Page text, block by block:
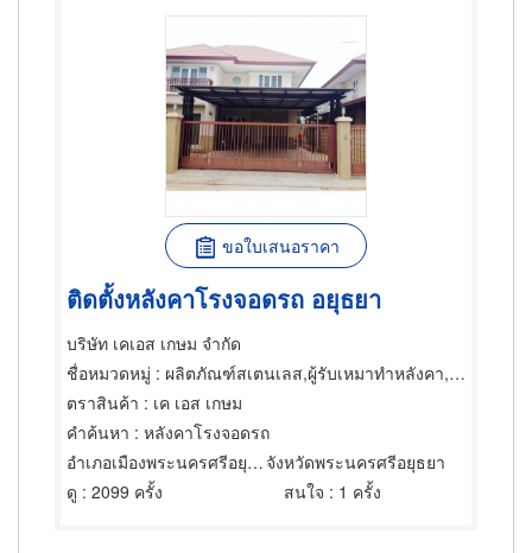
ขอใบเสนอราคา
ติดตั้งหลังคาโรงจอดรถ อยุธยา
บริษัท เคเอส เกษม จำกัด
ชื่อหมวดหมู่ : ผลิตภัณฑ์สเตนเลส,ผู้รับเหมาทำหลังคา,โครงหลังคา
ตราสินค้า : เค เอส เกษม
คำค้นหา : หลังคาโรงจอดรถ
อำเภอเมืองพระนครศรีอยุธยา จังหวัดพระนครศรีอยุธยา
ดู : 2099 ครั้ง สนใจ : 1 ครั้ง